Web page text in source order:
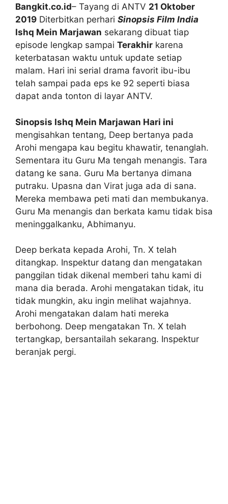
Bangkit.co.id– Tayang di ANTV 21 Oktober
2019 Diterbitkan perhari Sinopsis Film India
Ishq Mein Marjawan sekarang dibuat tiap
episode lengkap sampai Terakhir karena
keterbatasan waktu untuk update setiap
malam. Hari ini serial drama favorit ibu-ibu
telah sampai pada eps ke 92 seperti biasa
dapat anda tonton di layar ANTV.
Sinopsis Ishq Mein Marjawan Hari ini
mengisahkan tentang, Deep bertanya pada
Arohi mengapa kau begitu khawatir, tenanglah.
Sementara itu Guru Ma tengah menangis. Tara
datang ke sana. Guru Ma bertanya dimana
putraku. Upasna dan Virat juga ada di sana.
Mereka membawa peti mati dan membukanya.
Guru Ma menangis dan berkata kamu tidak bisa
meninggalkanku, Abhimanyu.
Deep berkata kepada Arohi, Tn. X telah
ditangkap. Inspektur datang dan mengatakan
panggilan tidak dikenal memberi tahu kami di
mana dia berada. Arohi mengatakan tidak, itu
tidak mungkin, aku ingin melihat wajahnya.
Arohi mengatakan dalam hati mereka
berbohong. Deep mengatakan Tn. X telah
tertangkap, bersantailah sekarang. Inspektur
beranjak pergi.